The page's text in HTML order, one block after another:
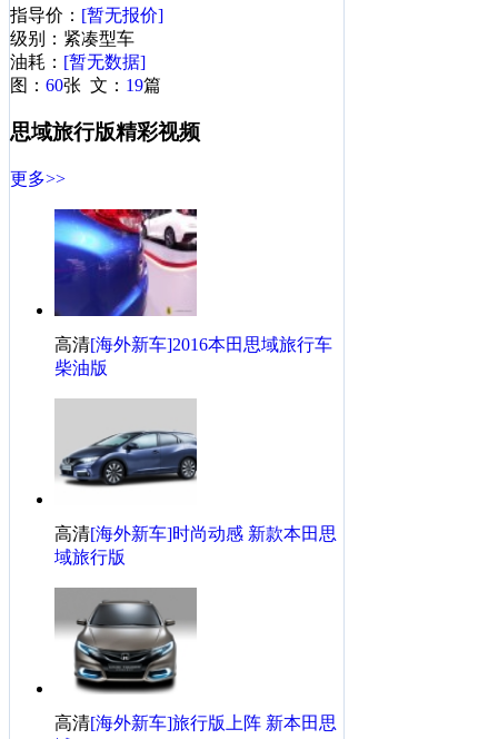
·新飞度/汉兰达/新逍客 日系重磅新车前瞻
本田思域旅行版相关热帖
指导价： [暂无报价]
级别：紧凑型车
油耗： [暂无数据]
图： 60张 文： 19篇
思域旅行版精彩视频
更多>>
高清[海外新车]2016本田思域旅行车
柴油版
高清[海外新车]时尚动感 新款本田思
域旅行版
高清[海外新车]旅行版上阵 新本田思